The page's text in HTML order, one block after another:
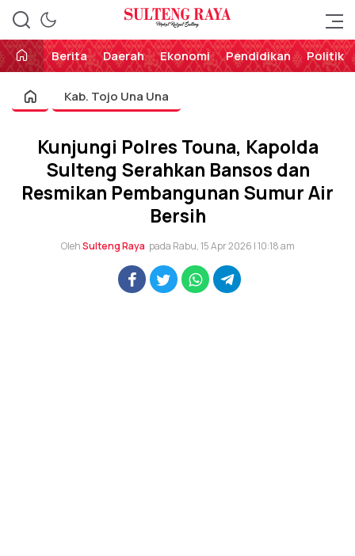
Sulteng Raya
Perekat Rakyat Sulteng
Berita
Daerah Ekonomi Pendidikan Politik
Kab. Tojo Una Una
Kunjungi Polres Touna, Kapolda
Sulteng Serahkan Bansos dan
Resmikan Pembangunan Sumur Air
Bersih
OlehSulteng Raya pada Rabu, 15 Apr 2026 | 10:18 am